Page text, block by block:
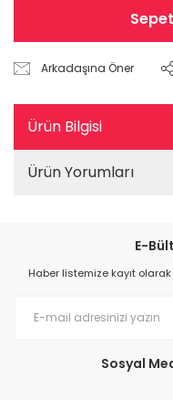
Arkadaşına Öner
Ürün Bilgisi
Ürün Yorumları
E-
Haber listemize kayıt
Sosyal